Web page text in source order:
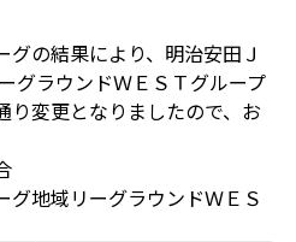
の結果により、明治安田Ｊ
グラウンドＷＥＳＴグループ
り変更となりましたので、お
グ地域リーグラウンドＷＥＳ